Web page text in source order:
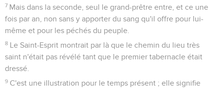
7 Mais dans la seconde, seul le grand-prêtre entre, et ce une
fois par an, non sans y apporter du sang qu'il offre pour lui-
même et pour les péchés du peuple.
8 Le Saint-Esprit montrait par là que le chemin du lieu très
saint n'était pas révélé tant que le premier tabernacle était
dressé.
9 C'est une illustration pour le temps présent ; elle signifie